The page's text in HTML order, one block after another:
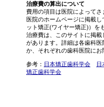
治療費の算出について
費用の項目は医院によって
医院のホームページに掲載
ット矯正(ワイヤー矯正)）を
治療費は、このサイトに掲
があります。詳細は各歯科医
か、それぞれの歯科医院にお
参考： 日本矯正歯科学会 日
矯正歯科学会